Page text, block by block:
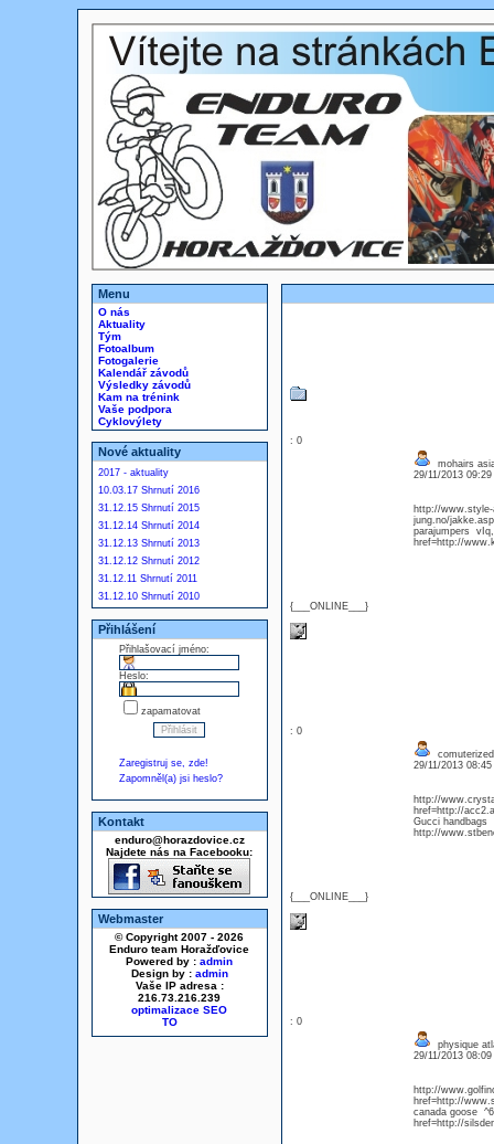
Menu
O nás
Aktuality
Tým
Fotoalbum
Fotogalerie
Kalendář závodů
Výsledky závodů
Kam na trénink
Vaše podpora
Cyklovýlety
Nové aktuality
2017 - aktuality
10.03.17 Shrnutí 2016
31.12.15 Shrnutí 2015
31.12.14 Shrnutí 2014
31.12.13 Shrnutí 2013
31.12.12 Shrnutí 2012
31.12.11 Shrnutí 2011
31.12.10 Shrnutí 2010
Přihlášení
Přihlašovací jméno:
Heslo:
zapamatovat
Zaregistruj se, zde!
Zapomněl(a) jsi heslo?
Kontakt
enduro@horazdovice.cz
Najdete nás na Facebooku:
Webmaster
© Copyright 2007 - 2026
Enduro team Horažďovice
Powered by : admin
Design by : admin
Vaše IP adresa :
216.73.216.239
optimalizace SEO
: 0
{___ONLINE___}
mohairs
29/11/2013
http://
jung.no/
parajumpers
href=http://
: 0
{___ONLINE___}
29/11/2013
http://
href=http://
Gucci handbags
http://
: 0
physique
29/11/2013
http://
href=http://
canada goose
href=http://